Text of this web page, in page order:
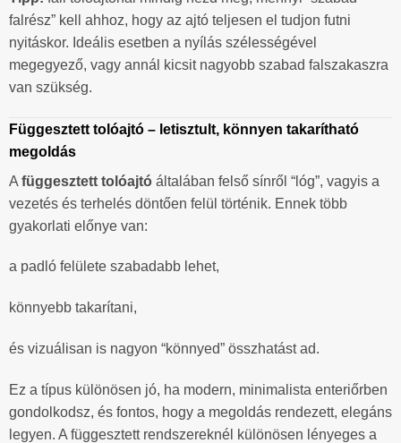
falrész” kell ahhoz, hogy az ajtó teljesen el tudjon futni
nyitáskor. Ideális esetben a nyílás szélességével
megegyező, vagy annál kicsit nagyobb szabad falszakaszra
van szükség.
Függesztett tolóajtó – letisztult, könnyen takarítható
megoldás
A függesztett tolóajtó általában felső sínről “lóg”, vagyis a
vezetés és terhelés döntően felül történik. Ennek több
gyakorlati előnye van:
a padló felülete szabadabb lehet,
könnyebb takarítani,
és vizuálisan is nagyon “könnyed” összhatást ad.
Ez a típus különösen jó, ha modern, minimalista enteriőrben
gondolkodsz, és fontos, hogy a megoldás rendezett, elegáns
legyen. A függesztett rendszereknél különösen lényeges a